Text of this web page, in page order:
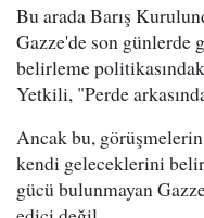
Bu arada Barış
Gazze'de son günlerde
belirleme
Yetkili, "Perde
Ancak bu, görüşmelerin
kendi geleceklerini
gücü bulunmayan